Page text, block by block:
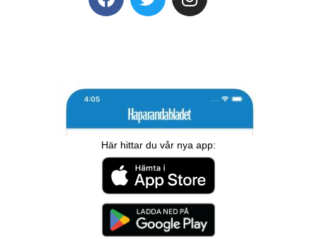
Här hittar du vår nya app: